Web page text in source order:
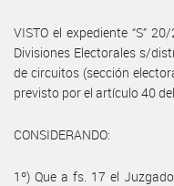
VISTO el expediente “S”
Divisiones Electorales s/
de circuitos (sección
previsto por el artículo 40
CONSIDERANDO:
1º) Que a fs. 17 el